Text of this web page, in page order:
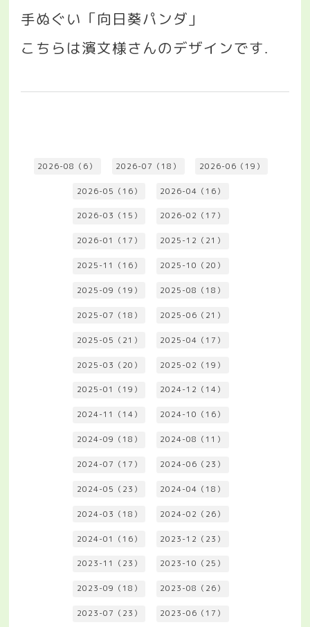
手ぬぐい「向日葵パンダ」
こちらは濱文様さんのデザインです.
2026-08（6） 2026-07（18） 2026-06（19）
2026-05（16） 2026-04（16）
2026-03（15） 2026-02（17）
2026-01（17） 2025-12（21）
2025-11（16） 2025-10（20）
2025-09（19） 2025-08（18）
2025-07（18） 2025-06（21）
2025-05（21） 2025-04（17）
2025-03（20） 2025-02（19）
2025-01（19） 2024-12（14）
2024-11（14） 2024-10（16）
2024-09（18） 2024-08（11）
2024-07（17） 2024-06（23）
2024-05（23） 2024-04（18）
2024-03（18） 2024-02（26）
2024-01（16） 2023-12（23）
2023-11（23） 2023-10（25）
2023-09（18） 2023-08（26）
2023-07（23） 2023-06（17）